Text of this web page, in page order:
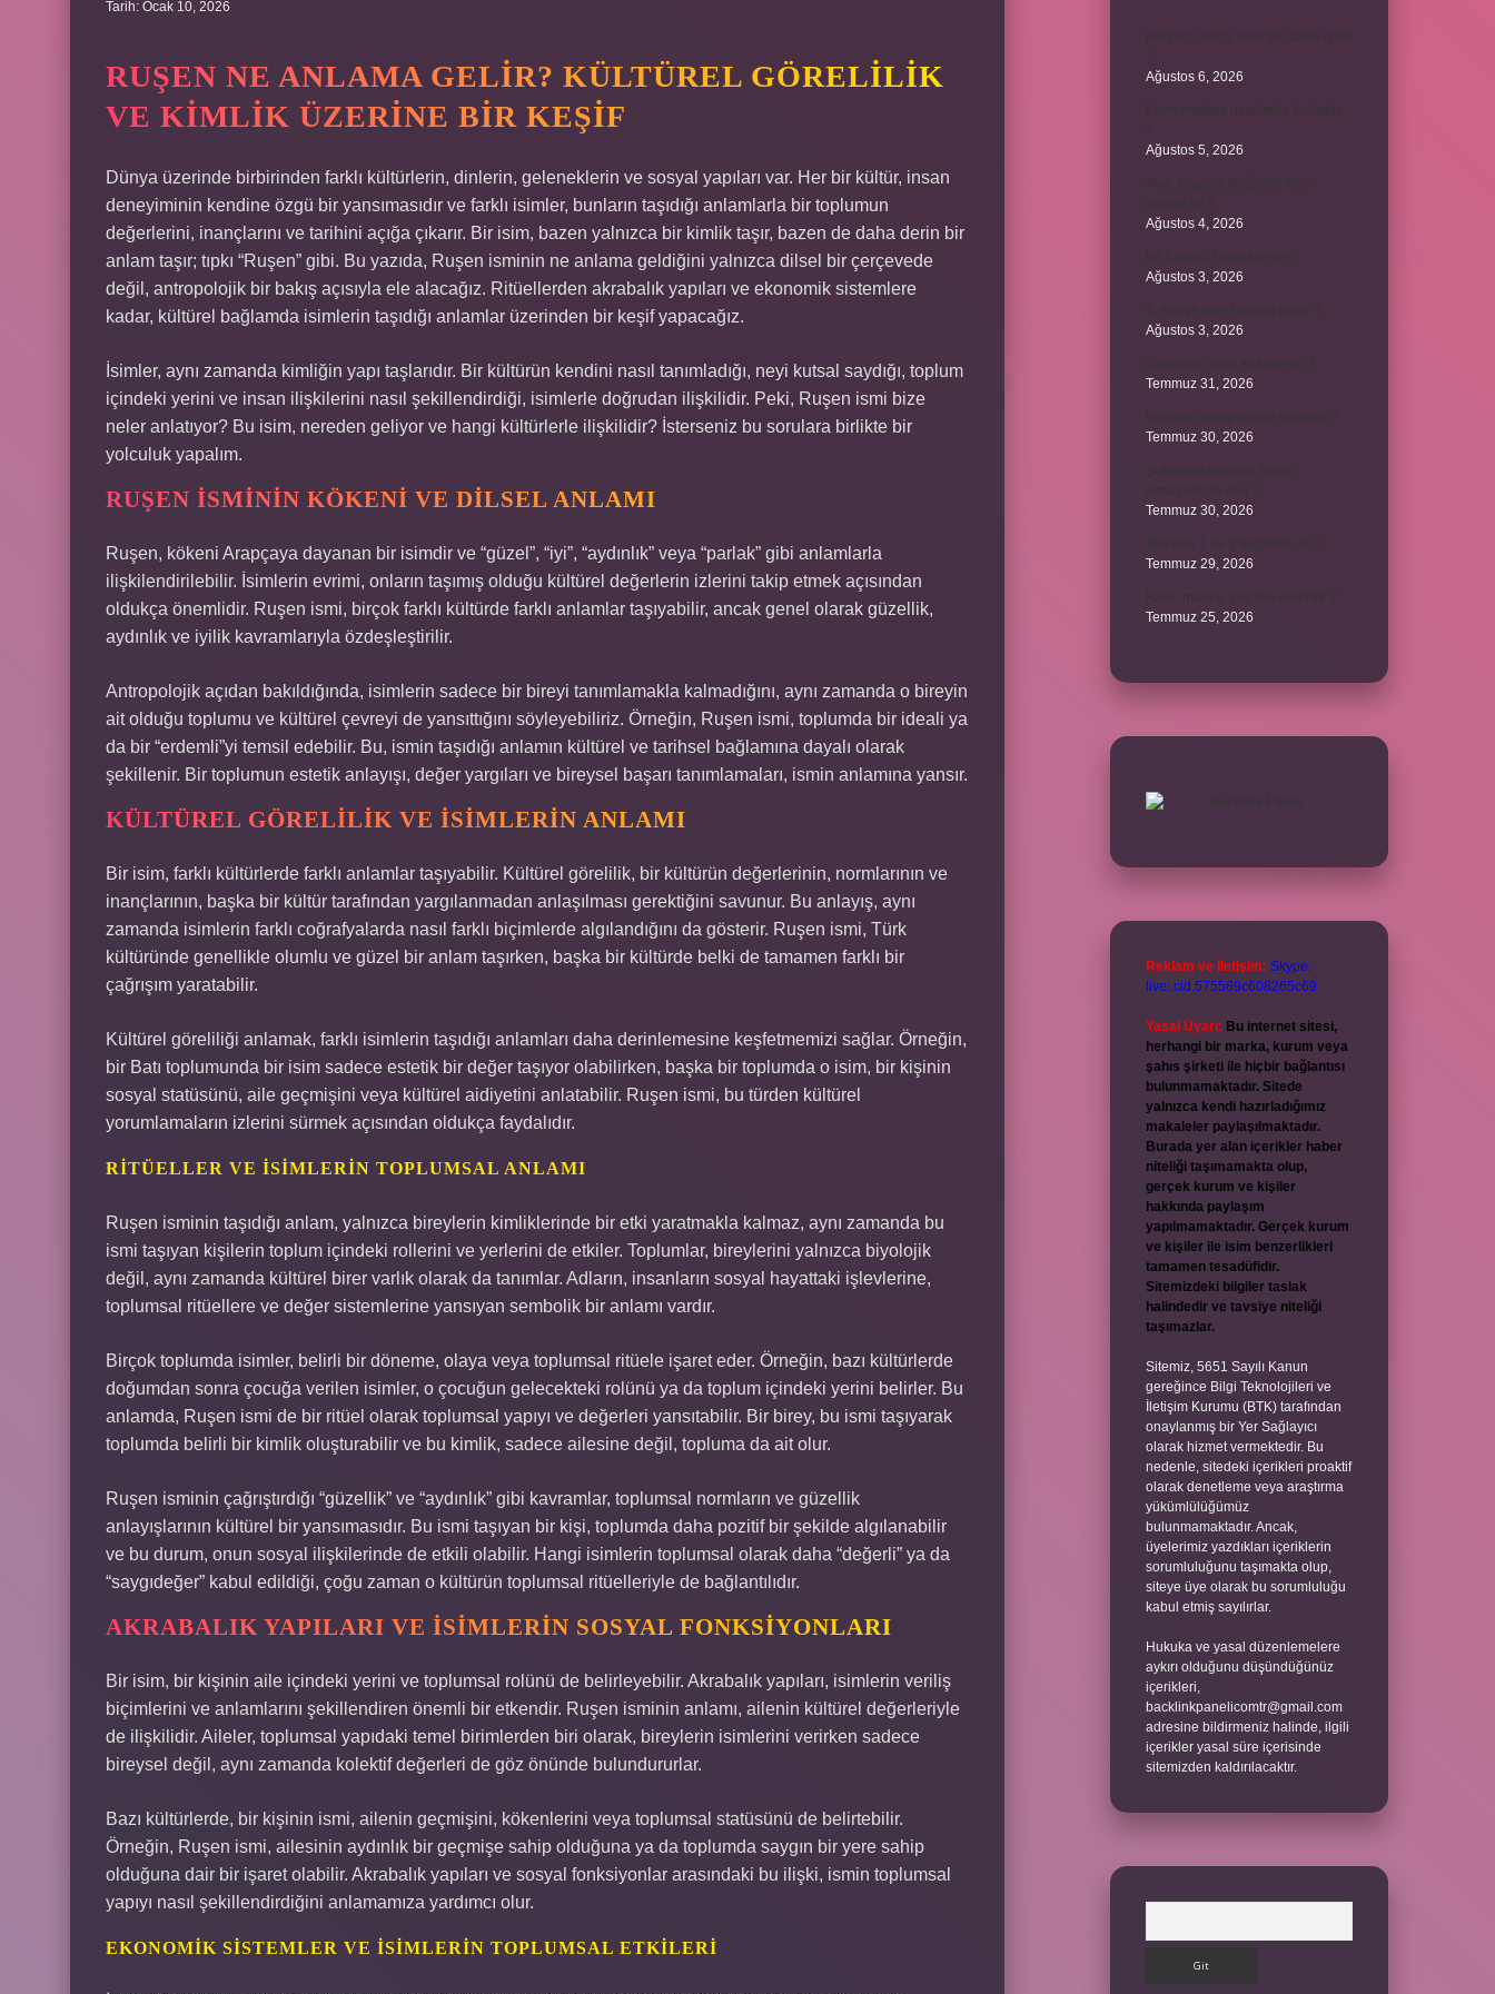
Tarih: Ocak 10, 2026
RUŞEN NE ANLAMA GELIR? KÜLTÜREL GÖRELILIK
VE KIMLIK ÜZERINE BIR KEŞIF
Dünya üzerinde birbirinden farklı kültürlerin, dinlerin, geleneklerin ve sosyal yapıları var. Her bir kültür, insan
deneyiminin kendine özgü bir yansımasıdır ve farklı isimler, bunların taşıdığı anlamlarla bir toplumun
değerlerini, inançlarını ve tarihini açığa çıkarır. Bir isim, bazen yalnızca bir kimlik taşır, bazen de daha derin bir
anlam taşır; tıpkı “Ruşen” gibi. Bu yazıda, Ruşen isminin ne anlama geldiğini yalnızca dilsel bir çerçevede
değil, antropolojik bir bakış açısıyla ele alacağız. Ritüellerden akrabalık yapıları ve ekonomik sistemlere
kadar, kültürel bağlamda isimlerin taşıdığı anlamlar üzerinden bir keşif yapacağız.
İsimler, aynı zamanda kimliğin yapı taşlarıdır. Bir kültürün kendini nasıl tanımladığı, neyi kutsal saydığı, toplum
içindeki yerini ve insan ilişkilerini nasıl şekillendirdiği, isimlerle doğrudan ilişkilidir. Peki, Ruşen ismi bize
neler anlatıyor? Bu isim, nereden geliyor ve hangi kültürlerle ilişkilidir? İsterseniz bu sorulara birlikte bir
yolculuk yapalım.
RUŞEN İSMININ KÖKENI VE DILSEL ANLAMI
Ruşen, kökeni Arapçaya dayanan bir isimdir ve “güzel”, “iyi”, “aydınlık” veya “parlak” gibi anlamlarla
ilişkilendirilebilir. İsimlerin evrimi, onların taşımış olduğu kültürel değerlerin izlerini takip etmek açısından
oldukça önemlidir. Ruşen ismi, birçok farklı kültürde farklı anlamlar taşıyabilir, ancak genel olarak güzellik,
aydınlık ve iyilik kavramlarıyla özdeşleştirilir.
Antropolojik açıdan bakıldığında, isimlerin sadece bir bireyi tanımlamakla kalmadığını, aynı zamanda o bireyin
ait olduğu toplumu ve kültürel çevreyi de yansıttığını söyleyebiliriz. Örneğin, Ruşen ismi, toplumda bir ideali ya
da bir “erdemli”yi temsil edebilir. Bu, ismin taşıdığı anlamın kültürel ve tarihsel bağlamına dayalı olarak
şekillenir. Bir toplumun estetik anlayışı, değer yargıları ve bireysel başarı tanımlamaları, ismin anlamına yansır.
KÜLTÜREL GÖRELILIK VE İSIMLERIN ANLAMI
Bir isim, farklı kültürlerde farklı anlamlar taşıyabilir. Kültürel görelilik, bir kültürün değerlerinin, normlarının ve
inançlarının, başka bir kültür tarafından yargılanmadan anlaşılması gerektiğini savunur. Bu anlayış, aynı
zamanda isimlerin farklı coğrafyalarda nasıl farklı biçimlerde algılandığını da gösterir. Ruşen ismi, Türk
kültüründe genellikle olumlu ve güzel bir anlam taşırken, başka bir kültürde belki de tamamen farklı bir
çağrışım yaratabilir.
Kültürel göreliliği anlamak, farklı isimlerin taşıdığı anlamları daha derinlemesine keşfetmemizi sağlar. Örneğin,
bir Batı toplumunda bir isim sadece estetik bir değer taşıyor olabilirken, başka bir toplumda o isim, bir kişinin
sosyal statüsünü, aile geçmişini veya kültürel aidiyetini anlatabilir. Ruşen ismi, bu türden kültürel
yorumlamaların izlerini sürmek açısından oldukça faydalıdır.
RITÜELLER VE İSIMLERIN TOPLUMSAL ANLAMI
Ruşen isminin taşıdığı anlam, yalnızca bireylerin kimliklerinde bir etki yaratmakla kalmaz, aynı zamanda bu
ismi taşıyan kişilerin toplum içindeki rollerini ve yerlerini de etkiler. Toplumlar, bireylerini yalnızca biyolojik
değil, aynı zamanda kültürel birer varlık olarak da tanımlar. Adların, insanların sosyal hayattaki işlevlerine,
toplumsal ritüellere ve değer sistemlerine yansıyan sembolik bir anlamı vardır.
Birçok toplumda isimler, belirli bir döneme, olaya veya toplumsal ritüele işaret eder. Örneğin, bazı kültürlerde
doğumdan sonra çocuğa verilen isimler, o çocuğun gelecekteki rolünü ya da toplum içindeki yerini belirler. Bu
anlamda, Ruşen ismi de bir ritüel olarak toplumsal yapıyı ve değerleri yansıtabilir. Bir birey, bu ismi taşıyarak
toplumda belirli bir kimlik oluşturabilir ve bu kimlik, sadece ailesine değil, topluma da ait olur.
Ruşen isminin çağrıştırdığı “güzellik” ve “aydınlık” gibi kavramlar, toplumsal normların ve güzellik
anlayışlarının kültürel bir yansımasıdır. Bu ismi taşıyan bir kişi, toplumda daha pozitif bir şekilde algılanabilir
ve bu durum, onun sosyal ilişkilerinde de etkili olabilir. Hangi isimlerin toplumsal olarak daha “değerli” ya da
“saygıdeğer” kabul edildiği, çoğu zaman o kültürün toplumsal ritüelleriyle de bağlantılıdır.
AKRABALIK YAPILARI VE İSIMLERIN SOSYAL FONKSIYONLARI
Bir isim, bir kişinin aile içindeki yerini ve toplumsal rolünü de belirleyebilir. Akrabalık yapıları, isimlerin veriliş
biçimlerini ve anlamlarını şekillendiren önemli bir etkendir. Ruşen isminin anlamı, ailenin kültürel değerleriyle
de ilişkilidir. Aileler, toplumsal yapıdaki temel birimlerden biri olarak, bireylerin isimlerini verirken sadece
bireysel değil, aynı zamanda kolektif değerleri de göz önünde bulundururlar.
Bazı kültürlerde, bir kişinin ismi, ailenin geçmişini, kökenlerini veya toplumsal statüsünü de belirtebilir.
Örneğin, Ruşen ismi, ailesinin aydınlık bir geçmişe sahip olduğuna ya da toplumda saygın bir yere sahip
olduğuna dair bir işaret olabilir. Akrabalık yapıları ve sosyal fonksiyonlar arasındaki bu ilişki, ismin toplumsal
yapıyı nasıl şekillendirdiğini anlamamıza yardımcı olur.
EKONOMIK SISTEMLER VE İSIMLERIN TOPLUMSAL ETKILERI
Borsada hangi emir tipi daha iyidir
Ağustos 6, 2026
Ağustos 5, 2026
Avar İmparatorluğu bir Türk
Ağustos 4, 2026
Ağustos 3, 2026
Ağustos 3, 2026
Temmuz 31, 2026
Temmuz 30, 2026
Temmuz 30, 2026
Temmuz 29, 2026
Temmuz 25, 2026
Reklam ve İletişim: Skype:
live:.cid.575569c608265c69
Yasal Uyarı: Bu internet sitesi,
herhangi bir marka, kurum veya
şahıs şirketi ile hiçbir bağlantısı
bulunmamaktadır. Sitede
yalnızca kendi hazırladığımız
makaleler paylaşılmaktadır.
Burada yer alan içerikler haber
niteliği taşımamakta olup,
gerçek kurum ve kişiler
hakkında paylaşım
yapılmamaktadır. Gerçek kurum
ve kişiler ile isim benzerlikleri
tamamen tesadüfidir.
Sitemizdeki bilgiler taslak
halindedir ve tavsiye niteliği
taşımazlar.
Sitemiz, 5651 Sayılı Kanun
gereğince Bilgi Teknolojileri ve
İletişim Kurumu (BTK) tarafından
onaylanmış bir Yer Sağlayıcı
olarak hizmet vermektedir. Bu
nedenle, sitedeki içerikleri proaktif
olarak denetleme veya araştırma
yükümlülüğümüz
bulunmamaktadır. Ancak,
üyelerimiz yazdıkları içeriklerin
sorumluluğunu taşımakta olup,
siteye üye olarak bu sorumluluğu
kabul etmiş sayılırlar.
Hukuka ve yasal düzenlemelere
aykırı olduğunu düşündüğünüz
içerikleri,
backlinkpanelicomtr@gmail.com
adresine bildirmeniz halinde, ilgili
içerikler yasal süre içerisinde
sitemizden kaldırılacaktır.